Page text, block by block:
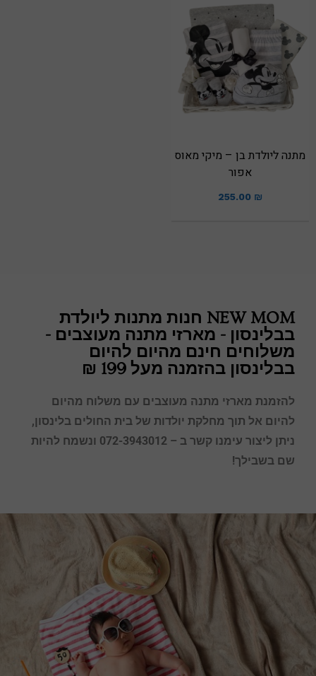
מתנה ליולדת בן – מיקי מאוס
אפור
255.00 ₪
NEW MOM חנות מתנות ליולדת
בבלינסון - מארזי מתנה מעוצבים -
משלוחים חינם מהיום להיום
בבלינסון בהזמנה מעל 199 ₪
להזמנת מארזי מתנה מעוצבים עם משלוח מהיום
להיום אל תוך מחלקת יולדות של בית החולים בלינסון,
ניתן ליצור עימנו קשר ב – 072-3943012 ונשמח להיות
שם בשבילך!